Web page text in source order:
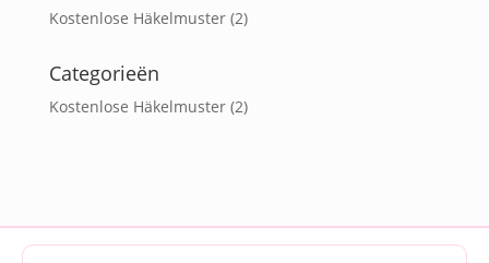
Kostenlose Häkelmuster(2)
Categorieën
Kostenlose Häkelmuster(2)